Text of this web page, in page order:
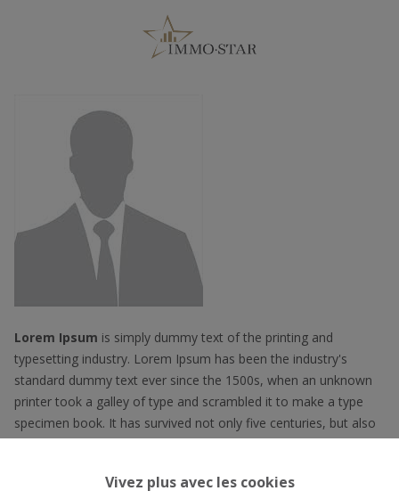
Vivez plus avec les cookies
Lorem Ipsum is simply dummy text of the printing and
typesetting industry. Lorem Ipsum has been the industry's
standard dummy text ever since the 1500s, when an unknown
printer took a galley of type and scrambled it to make a type
specimen book. It has survived not only five centuries, but also
the leap into electronic typesetting, remaining essentially
Letraset sheets containing Lorem Ipsum passages, and more